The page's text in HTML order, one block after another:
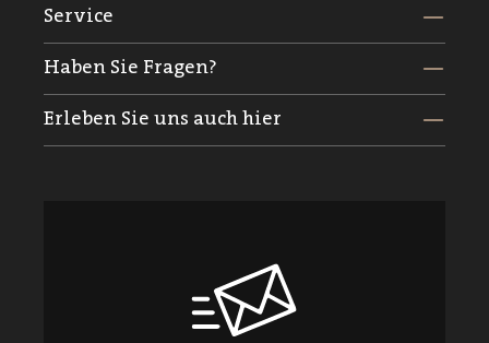
Service
Haben Sie Fragen?
Erleben Sie uns auch hier